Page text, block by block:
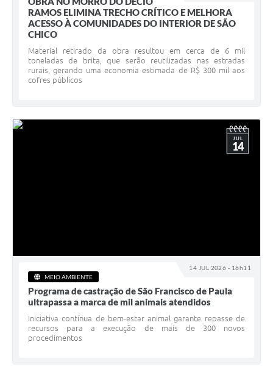
RAMOS ELIMINA TRECHO CRÍTICO E MELHORA
ACESSO À COMUNIDADES DO INTERIOR DE SÃO
CHICO
Material retirado da obra resultou em cerca de 6 mil
toneladas de brita, que serão reutilizadas nas estradas
rurais, gerando uma economia estimada de R$ 300 mil aos
cofres públicos
14 JUL 2026 - 16h11
JUL
14
MEIO AMBIENTE
Programa de castração de São Francisco de Paula
ultrapassa a marca de mil animais atendidos
Iniciativa contínua de bem-estar animal garante repasse de
recursos para a execução de mais de 300 novos
procedimentos